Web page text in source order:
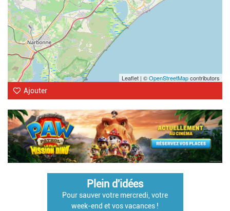
Leaflet | ©OpenStreetMapcontributors
Ajouter
Plein d'idées
Pour sauver votre mercredi, votre
week-end et vos vacances !